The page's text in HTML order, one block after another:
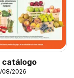
catálogo
08/2026